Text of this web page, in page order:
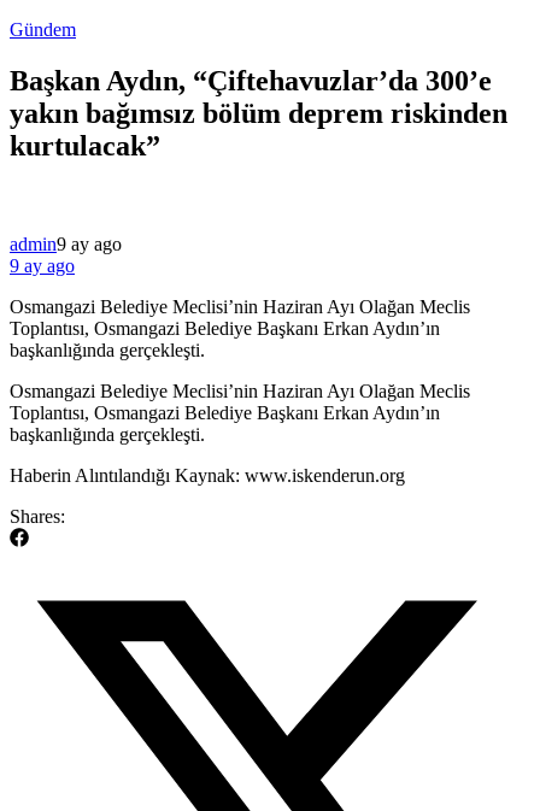
Gündem
Başkan Aydın, “Çiftehavuzlar’da 300’e
yakın bağımsız bölüm deprem riskinden
kurtulacak”
admin9 ay ago
9 ay ago
Osmangazi Belediye Meclisi’nin Haziran Ayı Olağan Meclis
Toplantısı, Osmangazi Belediye Başkanı Erkan Aydın’ın
başkanlığında gerçekleşti.
​Osmangazi Belediye Meclisi’nin Haziran Ayı Olağan Meclis
Toplantısı, Osmangazi Belediye Başkanı Erkan Aydın’ın
başkanlığında gerçekleşti.
​Haberin Alıntılandığı Kaynak: www.iskenderun.org
Shares: